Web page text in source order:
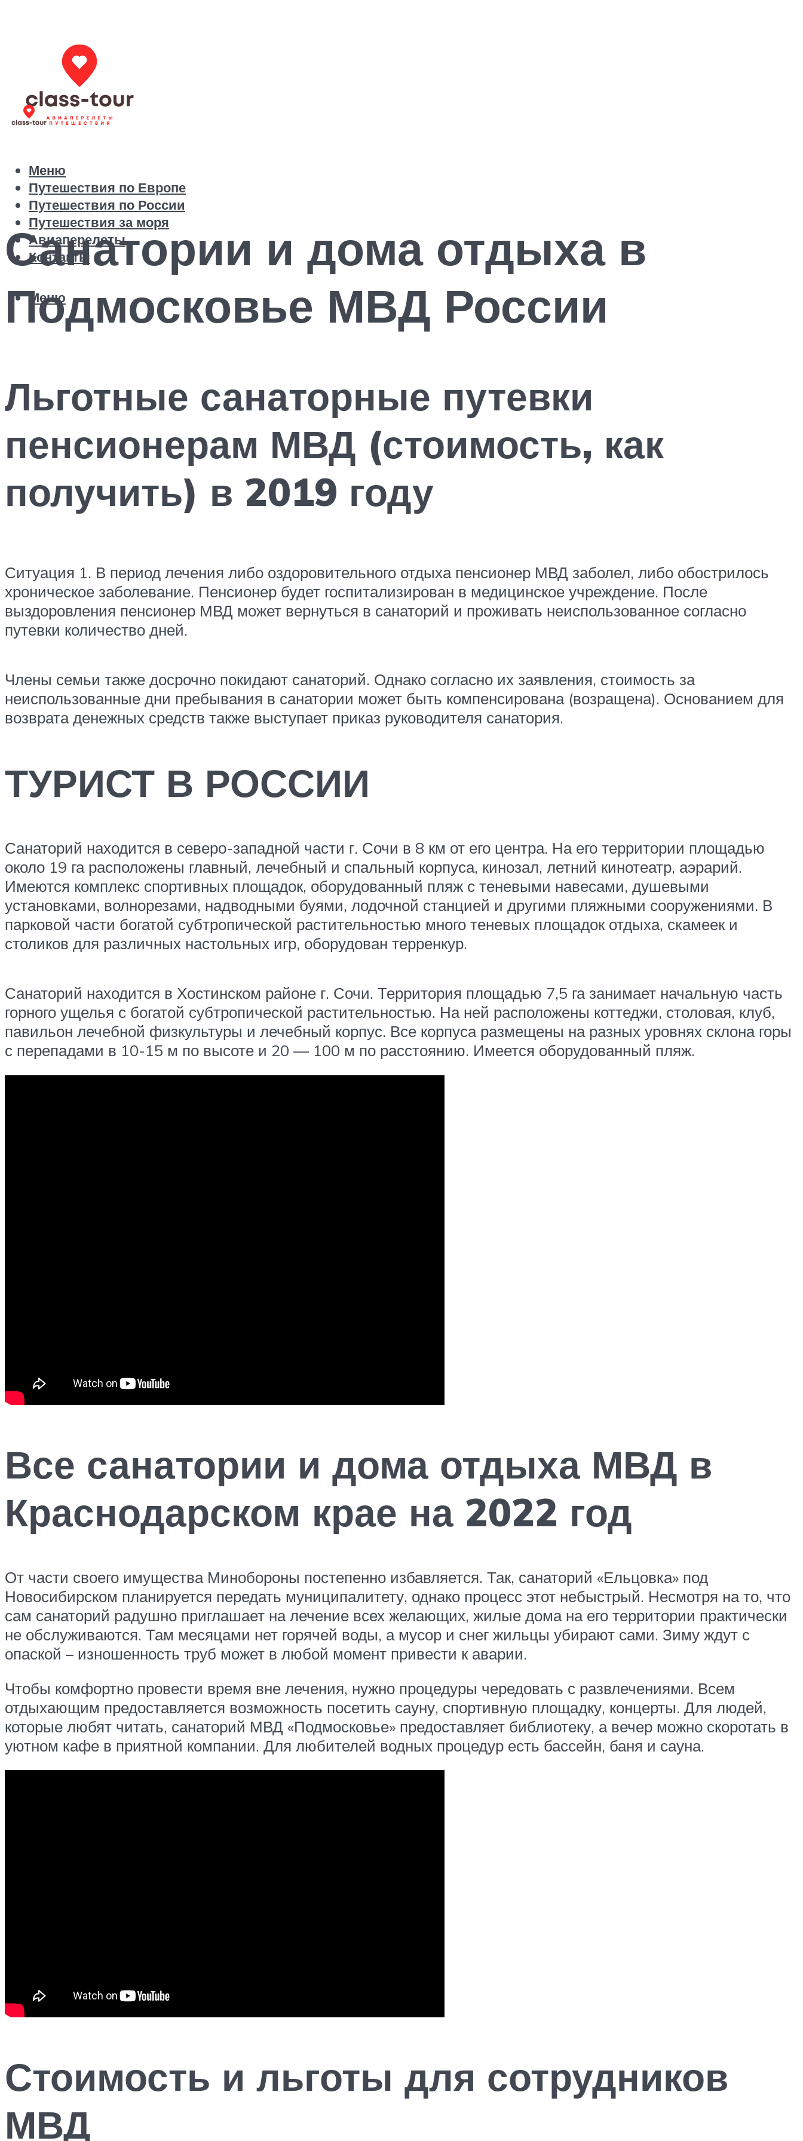
Путешествия по Европе
Путешествия по России
Путешествия за моря
Авиаперелеты
Контакты
Меню
Меню
Санатории и дома отдыха в
Подмосковье МВД России
Льготные санаторные путевки
пенсионерам МВД (стоимость, как
получить) в 2019 году
Ситуация 1. В период лечения либо оздоровительного отдыха пенсионер МВД заболел, либо обострилось
хроническое заболевание. Пенсионер будет госпитализирован в медицинское учреждение. После
выздоровления пенсионер МВД может вернуться в санаторий и проживать неиспользованное согласно
путевки количество дней.
Члены семьи также досрочно покидают санаторий. Однако согласно их заявления, стоимость за
неиспользованные дни пребывания в санатории может быть компенсирована (возращена). Основанием для
возврата денежных средств также выступает приказ руководителя санатория.
ТУРИСТ В РОССИИ
Санаторий находится в северо-западной части г. Сочи в 8 км от его центра. На его территории площадью
около 19 га расположены главный, лечебный и спальный корпуса, кинозал, летний кинотеатр, аэрарий.
Имеются комплекс спортивных площадок, оборудованный пляж с теневыми навесами, душевыми
установками, волнорезами, надводными буями, лодочной станцией и другими пляжными сооружениями. В
парковой части богатой субтропической растительностью много теневых площадок отдыха, скамеек и
столиков для различных настольных игр, оборудован терренкур.
Санаторий находится в Хостинском районе г. Сочи. Территория площадью 7,5 га занимает начальную часть
горного ущелья с богатой субтропической растительностью. На ней расположены коттеджи, столовая, клуб,
павильон лечебной физкультуры и лечебный корпус. Все корпуса размещены на разных уровнях склона горы
с перепадами в 10-15 м по высоте и 20 — 100 м по расстоянию. Имеется оборудованный пляж.
Все санатории и дома отдыха МВД в
Краснодарском крае на 2022 год
От части своего имущества Минобороны постепенно избавляется. Так, санаторий «Ельцовка» под
Новосибирском планируется передать муниципалитету, однако процесс этот небыстрый. Несмотря на то, что
сам санаторий радушно приглашает на лечение всех желающих, жилые дома на его территории практически
не обслуживаются. Там месяцами нет горячей воды, а мусор и снег жильцы убирают сами. Зиму ждут с
опаской – изношенность труб может в любой момент привести к аварии.
Чтобы комфортно провести время вне лечения, нужно процедуры чередовать с развлечениями. Всем
отдыхающим предоставляется возможность посетить сауну, спортивную площадку, концерты. Для людей,
которые любят читать, санаторий МВД «Подмосковье» предоставляет библиотеку, а вечер можно скоротать в
уютном кафе в приятной компании. Для любителей водных процедур есть бассейн, баня и сауна.
Стоимость и льготы для сотрудников
МВД